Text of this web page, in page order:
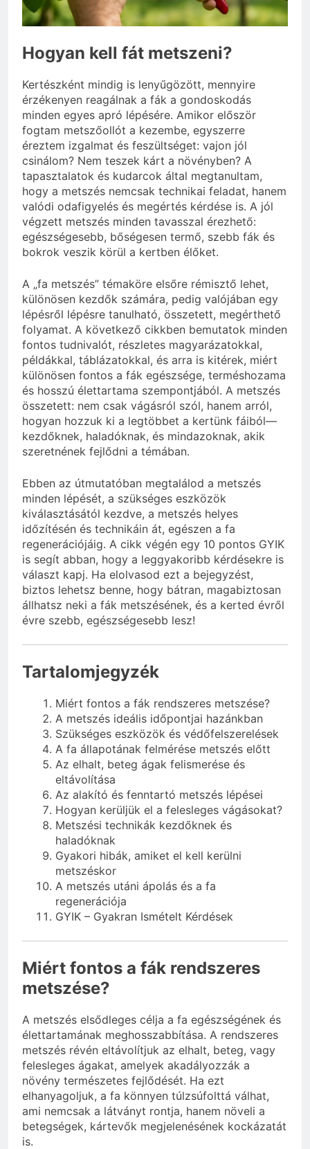
3 Nap Ezelőtt
Hogyan kell fát metszeni?
Kertészként mindig is lenyűgözött, mennyire
érzékenyen reagálnak a fák a gondoskodás
minden egyes apró lépésére. Amikor először
fogtam metszőollót a kezembe, egyszerre
éreztem izgalmat és feszültséget: vajon jól
csinálom? Nem teszek kárt a növényben? A
tapasztalatok és kudarcok által megtanultam,
hogy a metszés nemcsak technikai feladat, hanem
valódi odafigyelés és megértés kérdése is. A jól
végzett metszés minden tavasszal érezhető:
egészségesebb, bőségesen termő, szebb fák és
bokrok veszik körül a kertben élőket.
A „fa metszés” témaköre elsőre rémisztő lehet,
különösen kezdők számára, pedig valójában egy
lépésről lépésre tanulható, összetett, megérthető
folyamat. A következő cikkben bemutatok minden
fontos tudnivalót, részletes magyarázatokkal,
példákkal, táblázatokkal, és arra is kitérek, miért
különösen fontos a fák egészsége, terméshozama
és hosszú élettartama szempontjából. A metszés
összetett: nem csak vágásról szól, hanem arról,
hogyan hozzuk ki a legtöbbet a kertünk fáiból—
kezdőknek, haladóknak, és mindazoknak, akik
szeretnének fejlődni a témában.
Ebben az útmutatóban megtalálod a metszés
minden lépését, a szükséges eszközök
kiválasztásától kezdve, a metszés helyes
időzítésén és technikáin át, egészen a fa
regenerációjáig. A cikk végén egy 10 pontos GYIK
is segít abban, hogy a leggyakoribb kérdésekre is
választ kapj. Ha elolvasod ezt a bejegyzést,
biztos lehetsz benne, hogy bátran, magabiztosan
állhatsz neki a fák metszésének, és a kerted évről
évre szebb, egészségesebb lesz!
Tartalomjegyzék
Miért fontos a fák rendszeres metszése?
A metszés ideális időpontjai hazánkban
Szükséges eszközök és védőfelszerelések
A fa állapotának felmérése metszés előtt
Az elhalt, beteg ágak felismerése és
eltávolítása
Az alakító és fenntartó metszés lépései
Hogyan kerüljük el a felesleges vágásokat?
Metszési technikák kezdőknek és
haladóknak
Gyakori hibák, amiket el kell kerülni
metszéskor
A metszés utáni ápolás és a fa
regenerációja
GYIK – Gyakran Ismételt Kérdések
Miért fontos a fák rendszeres
metszése?
A metszés elsődleges célja a fa egészségének és
élettartamának meghosszabbítása. A rendszeres
metszés révén eltávolítjuk az elhalt, beteg, vagy
felesleges ágakat, amelyek akadályozzák a
növény természetes fejlődését. Ha ezt
elhanyagoljuk, a fa könnyen túlzsúfolttá válhat,
ami nemcsak a látványt rontja, hanem növeli a
betegségek, kártevők megjelenésének kockázatát
is.